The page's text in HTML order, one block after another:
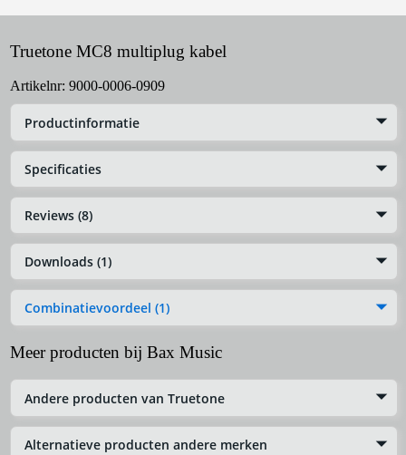
Truetone MC8 multiplug kabel
Artikelnr: 9000-0006-0909
Productinformatie
Specificaties
Reviews (8)
Downloads (1)
Combinatievoordeel (1)
Meer producten bij Bax Music
Andere producten van Truetone
Alternatieve producten andere merken